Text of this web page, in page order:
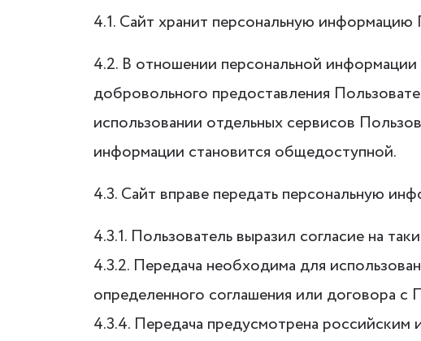
4.1. Сайт хранит персональную информацию
4.2. В отношении персональной информации
добровольного предоставления
использовании отдельных сервисов
информации становится общедоступной.
4.3. Сайт вправе передать персональную
4.3.1. Пользователь выразил согласие на
4.3.2. Передача необходима для
определенного соглашения или договора с
4.3.4. Передача предусмотрена